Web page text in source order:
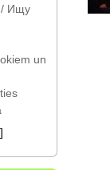
/ Ищу
un